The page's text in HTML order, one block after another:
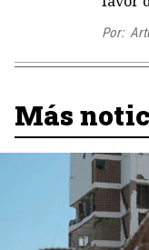
Por:
Más